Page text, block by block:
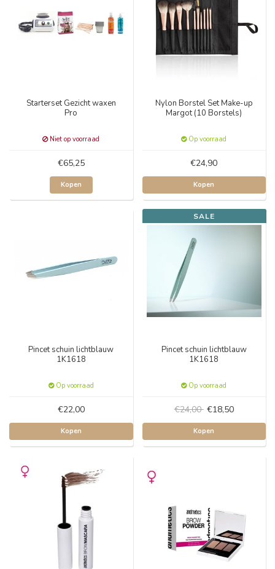
Starterset Gezicht waxen
Pro
Niet op voorraad
€65,25
Kopen
Nylon Borstel Set Make-up
Margot (10 Borstels)
Op voorraad
€24,90
Kopen
Pincet schuin lichtblauw
1K1618
Op voorraad
€22,00
Kopen
SALE
Pincet schuin lichtblauw
1K1618
Op voorraad
€24,00 €18,50
Kopen